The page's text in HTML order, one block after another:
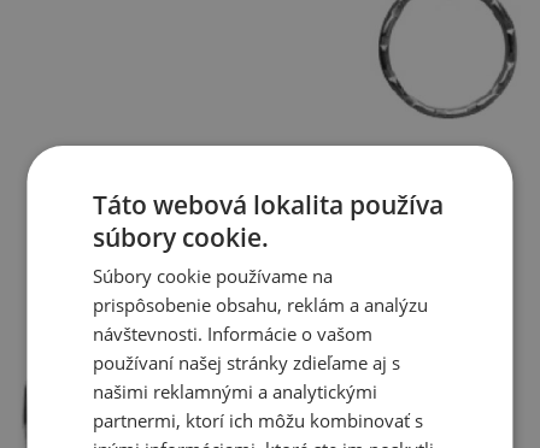
Táto webová lokalita používa
súbory cookie.
Súbory cookie používame na
prispôsobenie obsahu, reklám a analýzu
návštevnosti. Informácie o vašom
používaní našej stránky zdieľame aj s
našimi reklamnými a analytickými
partnermi, ktorí ich môžu kombinovať s